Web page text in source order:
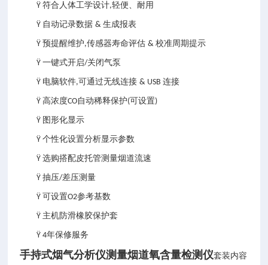
Ÿ符合人体工学设计,轻便、耐用
Ÿ 自动记录数据&生成报表
Ÿ预提醒维护,传感器寿命评估&校准周期提示
Ÿ一键式开启/关闭气泵
Ÿ 电脑软件,可通过无线连接& USB连接
Ÿ 高浓度CO自动稀释保护(可设置)
Ÿ 图形化显示
Ÿ个性化设置分析显示参数
Ÿ选购搭配皮托管测量烟道流速
Ÿ抽压/差压测量
Ÿ 可设置O2参考基数
Ÿ主机防滑橡胶保护套
Ÿ 4年保修服务
手持式烟气分析仪测量烟道氧含量检测仪套装内容